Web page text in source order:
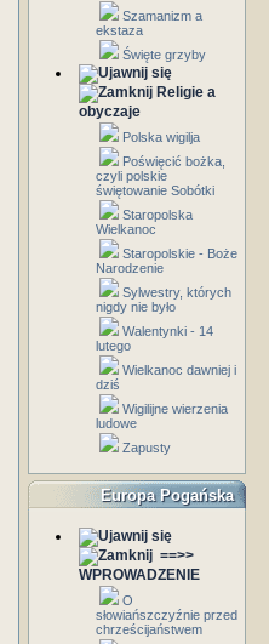
Szamanizm a
ekstaza
Święte grzyby
Religie a
obyczaje
Polska wigilja
Poświęcić bożka,
czyli polskie
świętowanie Sobótki
Staropolska
Wielkanoc
Staropolskie - Boże
Narodzenie
Sylwestry, których
nigdy nie było
Walentynki - 14
lutego
Wielkanoc dawniej i
dziś
Wigilijne wierzenia
ludowe
Zapusty
Europa Pogańska
==>>
WPROWADZENIE
O
słowiańszczyźnie przed
chrześcijaństwem